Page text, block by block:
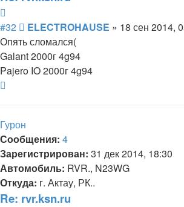
#32
Сообщение
ELECTROHAUSE » 18 сен 2014,
Опять сломался(
Galant 2000г 4g94
Pajero IO 2000г 4g94
Гурон
Сообщения: 4
Зарегистрирован: 31 дек 2014, 18:30
Автомобиль: RVR., N23WG
Откуда: г. Актау, РК..
Re: rvr.ksn.ru